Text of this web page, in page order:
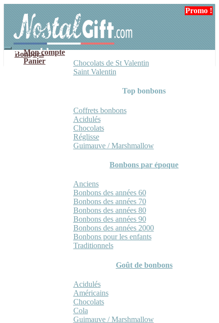
navigation
contenu
Mon compte
Panier
Bonbons
Chocolats de St Valentin
Saint Valentin
Top bonbons
Coffrets bonbons
Acidulés
Chocolats
Réglisse
Guimauve / Marshmallow
Bonbons par époque
Anciens
Bonbons des années 60
Bonbons des années 70
Bonbons des années 80
Bonbons des années 90
Bonbons des années 2000
Bonbons pour les enfants
Traditionnels
Goût de bonbons
Acidulés
Américains
Chocolats
Cola
Guimauve / Marshmallow
Promo !
Promo !
Promo !